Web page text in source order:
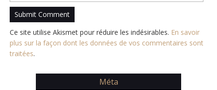
Ce site utilise Akismet pour réduire les indésirables. En savoir
plus sur la façon dont les données de vos commentaires sont
traitées.
Méta